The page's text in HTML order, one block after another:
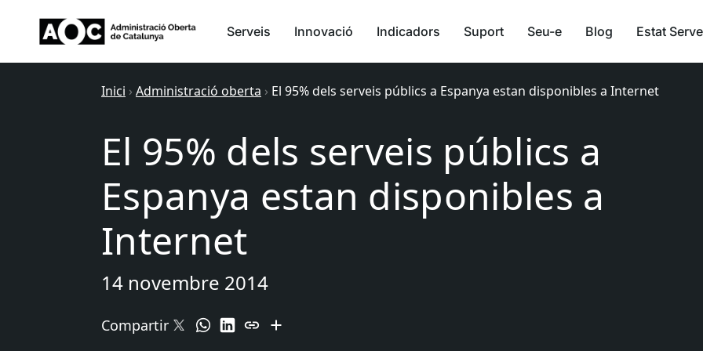
Serveis Innovació Indicadors Suport Seu-e Blog Estat
Inici › Administració oberta › El 95% dels serveis públics a Espanya estan disponibles a Internet
El 95% dels serveis públics a
Espanya estan disponibles a
Internet
14 novembre 2014
Compartir